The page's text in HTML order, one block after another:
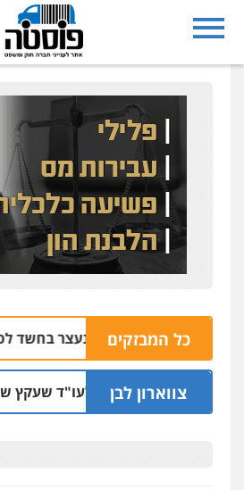
כל המבזקיםנצרת: בן 28 נעצר בחשד לסחיטה באיומים מטלפון שאינו שלו
צווארון לבן
מאסר בפועל לעו"ד שעקץ שני